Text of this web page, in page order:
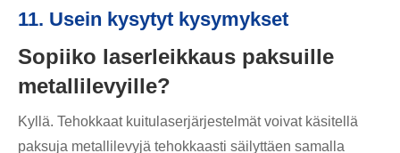
11. Usein kysytyt kysymykset
Sopiiko laserleikkaus paksuille
metallilevyille?
Kyllä. Tehokkaat kuitulaserjärjestelmät voivat käsitellä
paksuja metallilevyjä tehokkaasti säilyttäen samalla